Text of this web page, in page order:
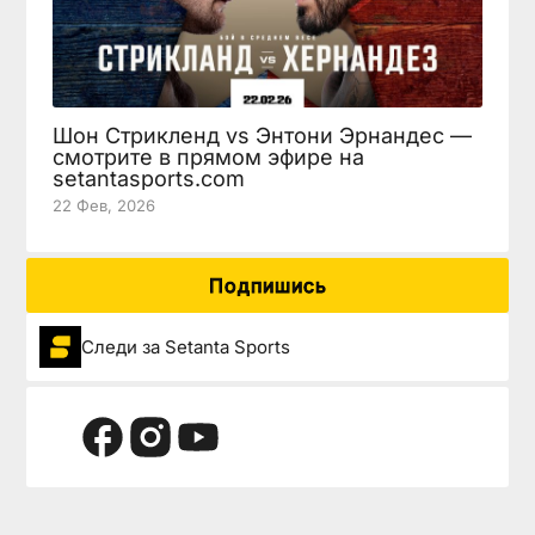
Шон Стрикленд vs Энтони Эрнандес —
смотрите в прямом эфире на
setantasports.com
22 Фев, 2026
Подпишись
Следи за Setanta Sports